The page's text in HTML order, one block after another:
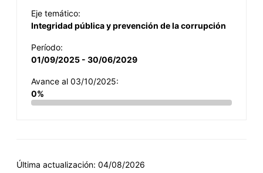
Eje temático:
Integridad pública y prevención de la corrupción
Período:
01/09/2025 - 30/06/2029
Avance al 03/10/2025:
0%
Última actualización: 04/08/2026